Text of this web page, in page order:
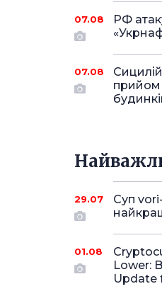
07.08
РФ
07.08
прийом
29.07
Суп
01.08
Lower:
Update